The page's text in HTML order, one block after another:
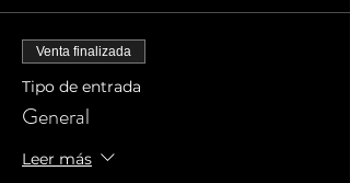
Venta finalizada
Tipo de entrada
General
Leer más